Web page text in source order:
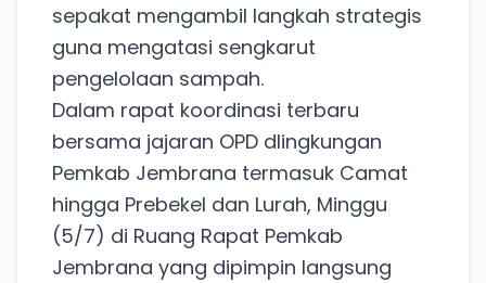
sepakat mengambil langkah strategis
guna mengatasi sengkarut
pengelolaan sampah.
Dalam rapat koordinasi terbaru
bersama jajaran OPD dlingkungan
Pemkab Jembrana termasuk Camat
hingga Prebekel dan Lurah, Minggu
(5/7) di Ruang Rapat Pemkab
Jembrana yang dipimpin langsung